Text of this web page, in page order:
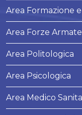
Area Formazione
Area Forze Armate
Area Politologica
Area Psicologica
Area Medico